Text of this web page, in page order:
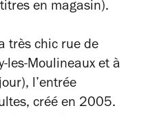
en magasin).
très chic rue de
les-Moulineaux et à
l’entrée
créé en 2005.